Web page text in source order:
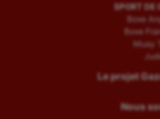
SPORT DE
Boxe
Boxe
Muay
Le projet
Nous